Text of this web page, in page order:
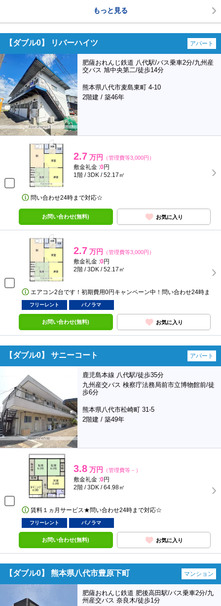
もっと見る
【ダブル0】 リバーハイツ アパート
肥薩おれんじ鉄道 八代駅/バス乗車2分/九州産
交バス 旭中央第二/徒歩14分
熊本県八代市麦島東町 4-10
2階建 / 築46年
2.7 万円 （管理費等3,000円）
敷金礼金 :0円
1階 / 3DK / 52.17㎡
問い合わせ24時まで対応☆
お問い合わせ(無料) お気に入り
2.7 万円 （管理費等3,000円）
敷金礼金 :0円
2階 / 3DK / 52.17㎡
エアコン2台です！初期費用0円キャンペーン中！問い合わせ24時ま
フリーレント パノラマ
お問い合わせ(無料) お気に入り
【ダブル0】 サニーコート アパート
鹿児島本線 八代駅/徒歩35分
九州産交バス 検察庁法務局前市立博物館前/徒
歩6分
熊本県八代市松崎町 31-5
2階建 / 築49年
3.8 万円 （管理費等－）
敷金礼金 :0円
2階 / 3DK / 64.98㎡
賃料１ヵ月サービス★問い合わせ24時まで対応☆
フリーレント パノラマ
お問い合わせ(無料) お気に入り
【ダブル0】 熊本県八代市豊原下町 マンション
肥薩おれんじ鉄道 肥後高田駅/バス乗車2分/九
州産交バス 奈良木/徒歩1分